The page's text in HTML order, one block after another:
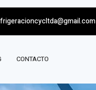
CONTACTO